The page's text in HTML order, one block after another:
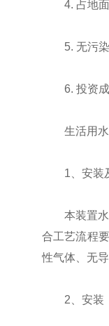
4. 占地面
5. 无污染
6. 投资成
生活用水
1、安装
本装置水平
合工艺流程
性气体、无
2、安装